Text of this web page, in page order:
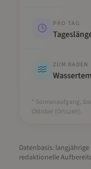
PRO TAG
ZUM BADEN
* Sonnenaufgang,
Oktober (Ortszeit).
Datenbasis:
redaktionelle